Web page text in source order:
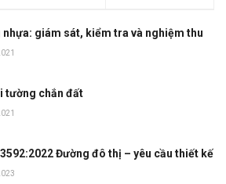
nhựa: giám sát, kiểm tra và nghiệm thu
tường chắn đất
Đường đô thị – yêu cầu thiết kế